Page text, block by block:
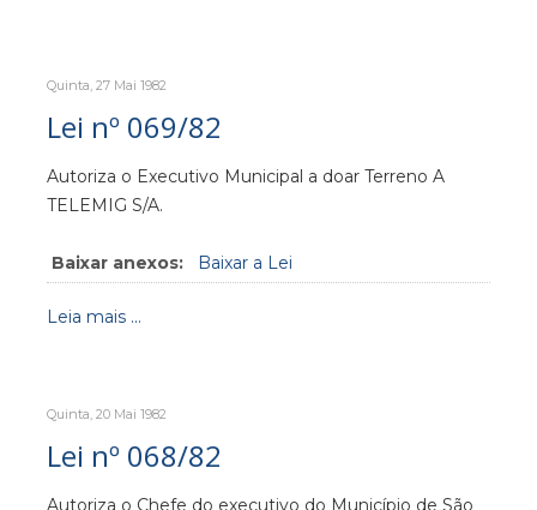
Quinta, 27 Mai 1982
Lei nº 069/82
Autoriza o Executivo Municipal a doar Terreno A
TELEMIG S/A.
Baixar anexos: Baixar a Lei
Leia mais ...
Quinta, 20 Mai 1982
Lei nº 068/82
Autoriza o Chefe do executivo do Município de São